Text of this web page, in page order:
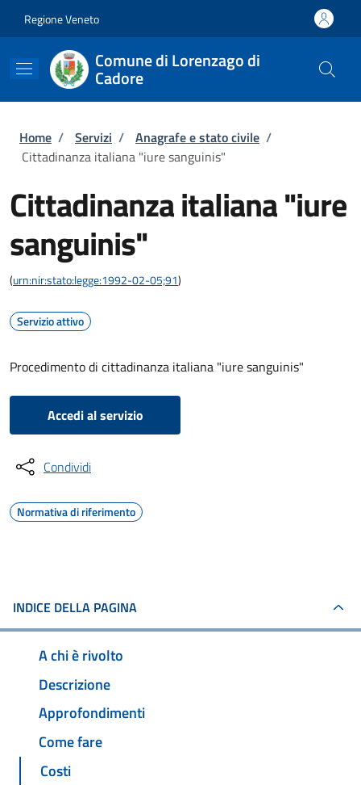
Regione Veneto
Comune di Lorenzago di
Cadore
Briciole di pane
Home / Servizi / Anagrafe e stato civile /
Cittadinanza italiana "iure sanguinis"
Cittadinanza italiana "iure
sanguinis"
(urn:nir:stato:legge:1992-02-05;91)
Servizio attivo
Procedimento di cittadinanza italiana "iure sanguinis"
Accedi al servizio
Condividi
Normativa di riferimento
INDICE DELLA PAGINA
A chi è rivolto
Descrizione
Approfondimenti
Come fare
Costi